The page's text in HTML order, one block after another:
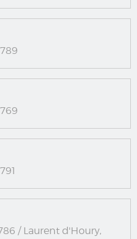
/ Laurent d'Houry,